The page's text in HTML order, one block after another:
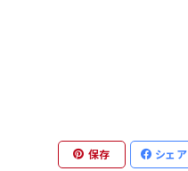
保存 シェア